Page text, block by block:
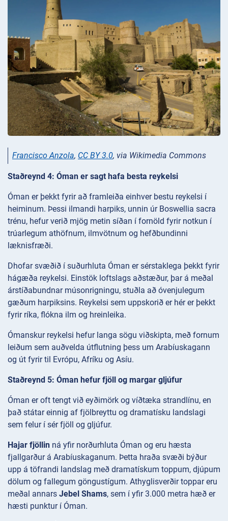
Francisco Anzola, CC BY 3.0, via Wikimedia Commons
Staðreynd 4: Óman er sagt hafa besta reykelsi
Óman er þekkt fyrir að framleiða einhver bestu reykelsi í
heiminum. Þessi ilmandi harpiks, unnin úr Boswellia sacra
trénu, hefur verið mjög metin síðan í fornöld fyrir notkun í
trúarlegum athöfnum, ilmvötnum og hefðbundinni
læknisfræði.
Dhofar svæðið í suðurhluta Óman er sérstaklega þekkt fyrir
hágæða reykelsi. Einstök loftslags aðstæður, þar á meðal
árstíðabundnar músonrigningu, stuðla að óvenjulegum
gæðum harpiksins. Reykelsi sem uppskorið er hér er þekkt
fyrir ríka, flókna ilm og hreinleika.
Ómanskur reykelsi hefur langa sögu viðskipta, með fornum
leiðum sem auðvelda útflutning þess um Arabíuskagann
og út fyrir til Evrópu, Afríku og Asíu.
Staðreynd 5: Óman hefur fjöll og margar gljúfur
Óman er oft tengt við eyðimörk og víðtæka strandlínu, en
það státar einnig af fjölbreyttu og dramatísku landslagi
sem felur í sér fjöll og gljúfur.
Hajar fjöllin ná yfir norðurhluta Óman og eru hæsta
fjallgarður á Arabíuskaganum. Þetta hraða svæði býður
upp á töfrandi landslag með dramatískum toppum, djúpum
dölum og fallegum göngustígum. Athyglisverðir toppar eru
meðal annars Jebel Shams, sem í yfir 3.000 metra hæð er
hæsti punktur í Óman.